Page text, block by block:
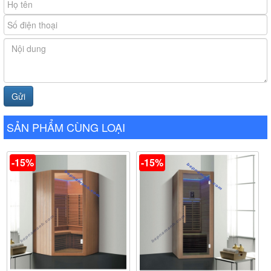
SẢN PHẨM CÙNG LOẠI
-15% -15%